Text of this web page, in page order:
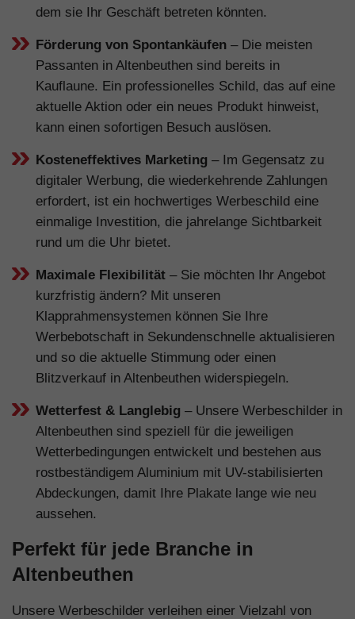
dem sie Ihr Geschäft betreten könnten.
Förderung von Spontankäufen – Die meisten
Passanten in Altenbeuthen sind bereits in
Kauflaune. Ein professionelles Schild, das auf eine
aktuelle Aktion oder ein neues Produkt hinweist,
kann einen sofortigen Besuch auslösen.
Kosteneffektives Marketing – Im Gegensatz zu
digitaler Werbung, die wiederkehrende Zahlungen
erfordert, ist ein hochwertiges Werbeschild eine
einmalige Investition, die jahrelange Sichtbarkeit
rund um die Uhr bietet.
Maximale Flexibilität – Sie möchten Ihr Angebot
kurzfristig ändern? Mit unseren
Klapprahmensystemen können Sie Ihre
Werbebotschaft in Sekundenschnelle aktualisieren
und so die aktuelle Stimmung oder einen
Blitzverkauf in Altenbeuthen widerspiegeln.
Wetterfest & Langlebig – Unsere Werbeschilder in
Altenbeuthen sind speziell für die jeweiligen
Wetterbedingungen entwickelt und bestehen aus
rostbeständigem Aluminium mit UV-stabilisierten
Abdeckungen, damit Ihre Plakate lange wie neu
aussehen.
Perfekt für jede Branche in
Altenbeuthen
Unsere Werbeschilder verleihen einer Vielzahl von